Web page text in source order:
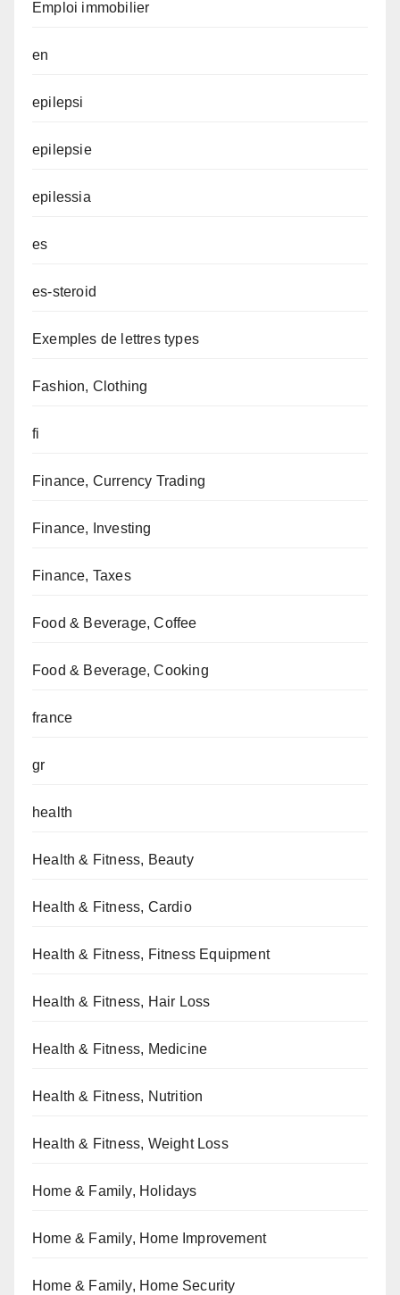
Emploi immobilier
en
epilepsi
epilepsie
epilessia
es
es-steroid
Exemples de lettres types
Fashion, Clothing
fi
Finance, Currency Trading
Finance, Investing
Finance, Taxes
Food & Beverage, Coffee
Food & Beverage, Cooking
france
gr
health
Health & Fitness, Beauty
Health & Fitness, Cardio
Health & Fitness, Fitness Equipment
Health & Fitness, Hair Loss
Health & Fitness, Medicine
Health & Fitness, Nutrition
Health & Fitness, Weight Loss
Home & Family, Holidays
Home & Family, Home Improvement
Home & Family, Home Security